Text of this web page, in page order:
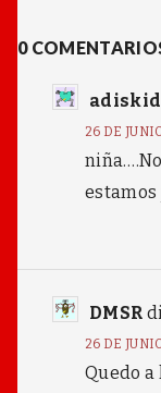
de
entradas
0
26 DE
estamos
DMSR
26 DE
Quedo a